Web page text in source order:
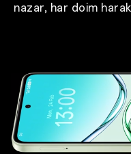
nazar, har doim